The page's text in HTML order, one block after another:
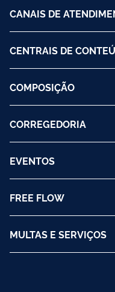
CANAIS DE
CENTRAIS DE
COMPOSIÇÃO
CORREGEDORIA
EVENTOS
FREE FLOW
MULTAS E SERVIÇOS